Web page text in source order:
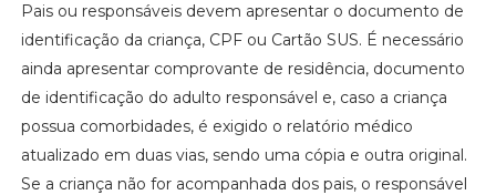
Pais ou responsáveis devem apresentar o documento de
identificação da criança, CPF ou Cartão SUS. É necessário
ainda apresentar comprovante de residência, documento
de identificação do adulto responsável e, caso a criança
possua comorbidades, é exigido o relatório médico
atualizado em duas vias, sendo uma cópia e outra original.
Se a criança não for acompanhada dos pais, o responsável